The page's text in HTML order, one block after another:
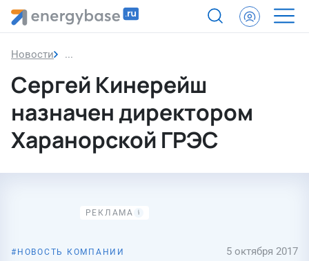
Новости Сергей Кинерейш назначен директором
Сергей Кинерейш
назначен директором
Харанорской ГРЭС
НОВОСТЬ КОМПАНИИ 5 октября 2017